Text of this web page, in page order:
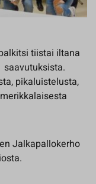
tiistai iltana
saavutuksista.
pikaluistelusta,
Jalkapallokerho